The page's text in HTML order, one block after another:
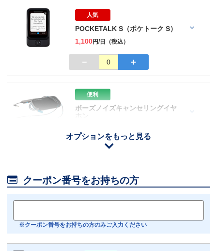
人気
POCKETALK S（ポケトーク S）
1,100円/日（税込）
－ 0 ＋
オプションをもっと見る
便利
ボーズノイズキャンセリングイヤ
ホン
－
おすすめ
Bluetoothイヤホン対応
トランスミッター
 クーポン番号をお持ちの方
※クーポン番号をお持ちの方のみご入力ください